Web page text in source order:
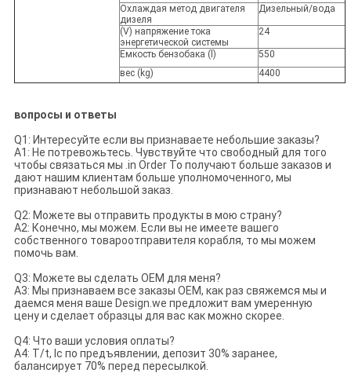
Охлаждая метод двигателя
дизеля
Дизельный/вода
(V) напряжение тока
энергетической системы
24
Емкость бензобака (l)
550
вес (kg)
4400
вопросы и ответы
Q1: Интересуйте если вы признаваете небольшие заказы?
A1: Не потревожьтесь. Чувствуйте что свободный для того
чтобы связаться мы .in Order To получают больше заказов и
дают нашим клиентам больше уполномоченного, мы
признавают небольшой заказ.
Q2: Можете вы отправить продукты в мою страну?
A2: Конечно, мы можем. Если вы не имеете вашего
собственного товароотправителя корабля, то мы можем
помочь вам.
Q3: Можете вы сделать OEM для меня?
A3: Мы признаваем все заказы OEM, как раз свяжемся мы и
даемся меня ваше Design.we предложит вам умеренную
цену и сделает образцы для вас как можно скорее.
Q4: Что ваши условия оплаты?
A4: T/t, lc по предъявлении, депозит 30% заранее,
балансирует 70% перед пересылкой.